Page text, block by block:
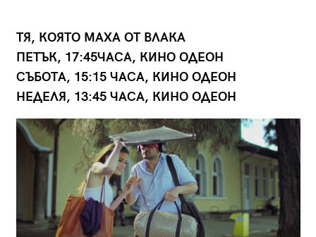
ТЯ, КОЯТО МАХА ОТ ВЛАКА
ПЕТЪК, 17:45ЧАСА, КИНО ОДЕОН
СЪБОТА, 15:15 ЧАСА, КИНО ОДЕОН
НЕДЕЛЯ, 13:45 ЧАСА, КИНО ОДЕОН